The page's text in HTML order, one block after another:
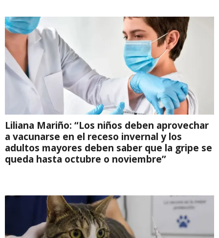
Liliana Mariño: “Los niños deben aprovechar
a vacunarse en el receso invernal y los
adultos mayores deben saber que la gripe se
queda hasta octubre o noviembre”